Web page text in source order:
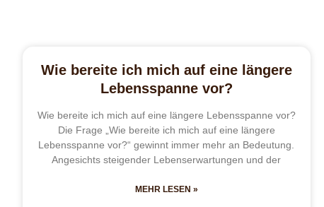
Wie bereite ich mich auf eine längere
Lebensspanne vor?
Wie bereite ich mich auf eine längere Lebensspanne vor?
Die Frage „Wie bereite ich mich auf eine längere
Lebensspanne vor?“ gewinnt immer mehr an Bedeutung.
Angesichts steigender Lebenserwartungen und der
MEHR LESEN »